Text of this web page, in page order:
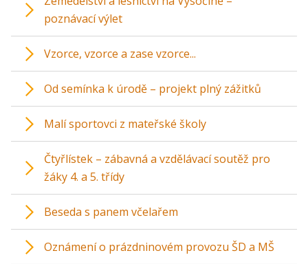
poznávací výlet
Vzorce, vzorce a zase vzorce...
Od semínka k úrodě – projekt plný zážitků
Malí sportovci z mateřské školy
Čtyřlístek – zábavná a vzdělávací soutěž pro
žáky 4. a 5. třídy
Beseda s panem včelařem
Oznámení o prázdninovém provozu ŠD a MŠ